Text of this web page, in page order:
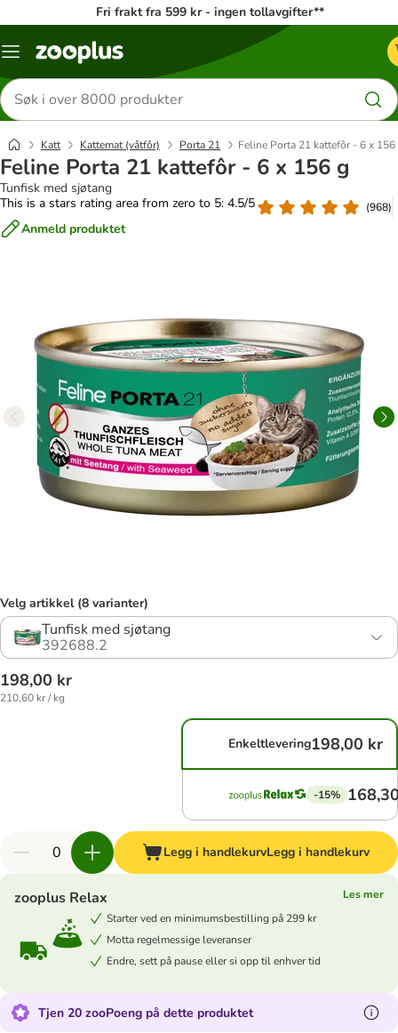
Fri frakt fra 599 kr - ingen tollavgifter**
Katalogmeny
Søk
etter
produkter
Katt Kattemat (våtfôr) Porta 21 Feline Porta 21 kattefôr - 6 x 156
Feline Porta 21 kattefôr - 6 x 156 g
Tunfisk med sjøtang
This is a stars rating area from zero to 5: 4.5/5
(968)
Anmeld produktet
Velg artikkel (8 varianter)
Tunfisk med sjøtang
392688.2
198,00 kr
210,60 kr / kg
Enkeltlevering198,00 kr
-15%
Legg i handlekurvLegg i handlekurv
zooplus Relax
Les mer
Starter ved en minimumsbestilling på 299 kr
Motta regelmessige leveranser
Endre, sett på pause eller si opp til enhver tid
Tjen 20 zooPoeng på dette produktet